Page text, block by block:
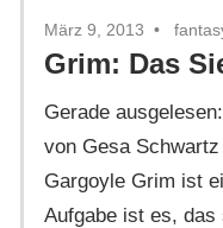
März 9, 2013
Grim: Das
Gerade
von Gesa
Gargoyle Grim ist
Aufgabe ist es, das